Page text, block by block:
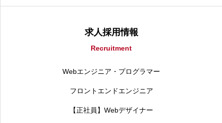
求人採用情報
Recruitment
Webエンジニア・プログラマー
フロントエンドエンジニア
【正社員】Webデザイナー